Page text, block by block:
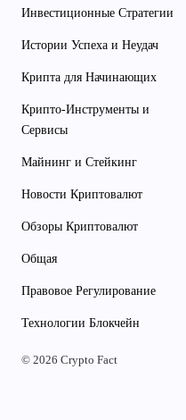
Инвестиционные Стратегии
Истории Успеха и Неудач
Крипта для Начинающих
Крипто-Инструменты и
Сервисы
Майнинг и Стейкинг
Новости Криптовалют
Обзоры Криптовалют
Общая
Правовое Регулирование
Технологии Блокчейн
© 2026 Crypto Fact